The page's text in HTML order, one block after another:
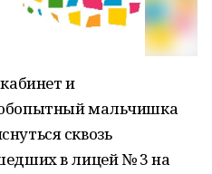
и
мальчишка
сквозь
в лицей № 3 на